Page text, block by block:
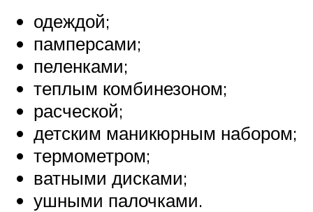
одеждой;
памперсами;
пеленками;
теплым комбинезоном;
расческой;
детским маникюрным набором;
термометром;
ватными дисками;
ушными палочками.